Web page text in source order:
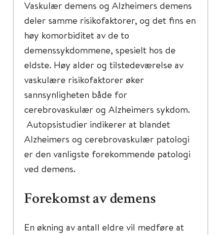
Vaskulær demens og Alzheimers demens
deler samme risikofaktorer, og det fins en
høy komorbiditet av de to
demenssykdommene, spesielt hos de
eldste. Høy alder og tilstedeværelse av
vaskulære risikofaktorer øker
sannsynligheten både for
cerebrovaskulær og Alzheimers sykdom.
Autopsistudier indikerer at blandet
Alzheimers og cerebrovaskulær patologi
er den vanligste forekommende patologi
ved demens.
Forekomst av demens
En økning av antall eldre vil medføre at